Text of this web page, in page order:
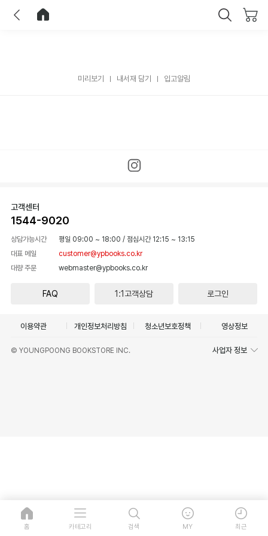
미리보기 내서재 담기 입고알림
고객센터
1544-9020
상담가능시간 평일 09:00 ~ 18:00 / 점심시간 12:15 ~ 13:15
대표 메일
customer@ypbooks.co.kr
대량 주문
webmaster@ypbooks.co.kr
FAQ 1:1고객상담 로그인
이용약관 개인정보처리방침 청소년보호정책 영상정보
© YOUNGPOONG BOOKSTORE INC. 사업자 정보
홈 카테고리 검색 MY 최근